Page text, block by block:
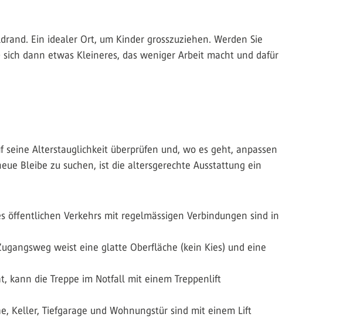
Ein idealer Ort, um Kinder grosszuziehen. Werden Sie
dann etwas Kleineres, das weniger Arbeit macht und dafür
Alterstauglichkeit überprüfen und, wo es geht, anpassen
Bleibe zu suchen, ist die altersgerechte Ausstattung ein
öffentlichen Verkehrs mit regelmässigen Verbindungen sind in
weist eine glatte Oberfläche (kein Kies) und eine
kann die Treppe im Notfall mit einem Treppenlift
Keller, Tiefgarage und Wohnungstür sind mit einem Lift